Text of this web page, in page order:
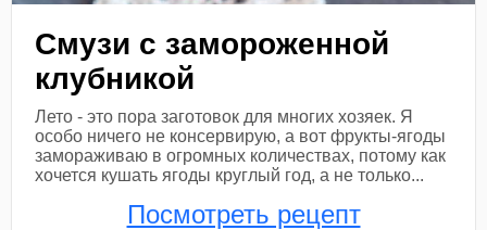
Смузи с замороженной
клубникой
Лето - это пора заготовок для многих хозяек. Я
особо ничего не консервирую, а вот фрукты-ягоды
замораживаю в огромных количествах, потому как
хочется кушать ягоды круглый год, а не только...
Посмотреть рецепт